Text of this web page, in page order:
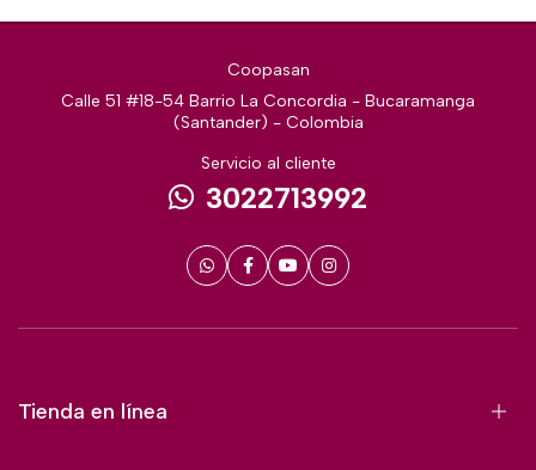
Coopasan
Calle 51 #18-54 Barrio La Concordia - Bucaramanga
(Santander) - Colombia
Servicio al cliente
3022713992
Tienda en línea